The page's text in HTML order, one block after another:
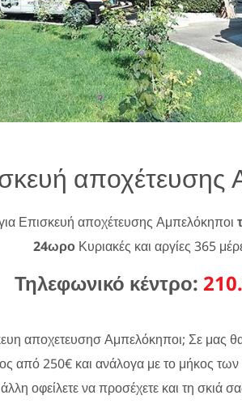
αποχέτευσης
Επισκευή αποχέτευσης Αμπελόκηποι
24ωρο Κυριακές και αργίες 365
Τηλεφωνικό κέντρο:
αποχετευσησ Αμπελόκηποι; Σε μας
από 250€ και ανάλογα με το μήκος
οφείλετε να προσέχετε και τη σκιά